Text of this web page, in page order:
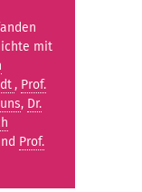
mit
, Prof.
, Dr.
Prof.